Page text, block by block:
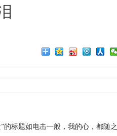
标题如电击一般，我的心，都随之